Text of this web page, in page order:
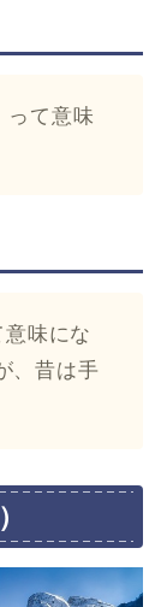
て意味
味にな
、昔は手